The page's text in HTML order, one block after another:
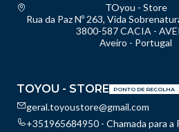
TOyou - Store
Rua da Paz Nº 263, Vida
3800-587 CACIA -
Aveiro - Portugal
TOYOU - STORE PONTO DE RECOLHA
geral.toyoustore@gmail.com
+351965684950 - Chamada para a